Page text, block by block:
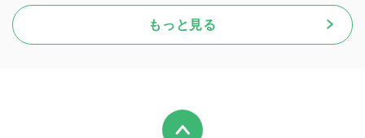
もっと見る